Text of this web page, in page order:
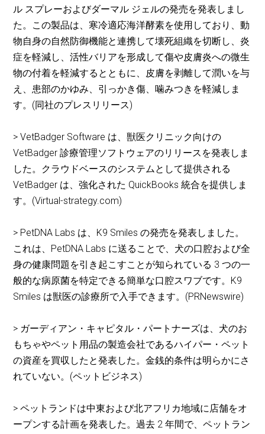
ル スプレーおよびダーマル ジェルの発売を発表しまし
た。この製品は、寒冷適応海洋酵素を使用しており、動
物自身の自然防御機能と連携して壊死組織を切断し、炎
症を軽減し、活性バリアを形成して傷や皮膚炎への微生
物の付着を軽減するとともに、皮膚を剥離して潤いを与
え、患部のかゆみ、引っかき傷、噛みつきを軽減しま
す。(同社のプレスリリース)
> VetBadger Software は、獣医クリニック向けの
VetBadger 診療管理ソフトウェアのリリースを発表しま
した。クラウドベースのシステムとして提供される
VetBadger は、強化された QuickBooks 統合を提供しま
す。(Virtual-strategy.com)
> PetDNA Labs は、K9 Smiles の発売を発表しました。
これは、PetDNA Labs に送ることで、犬の口腔および全
身の健康問題を引き起こすことが知られている 3 つの一
般的な病原菌を特定できる簡単な口腔スワブです。K9
Smiles は獣医の診療所で入手できます。(PRNewswire)
> ガーディアン・キャピタル・パートナーズは、犬のお
もちゃやペット用品の製造会社であるハイパー・ペット
の資産を買収したと発表した。金銭的条件は明らかにさ
れていない。(ペットビジネス)
> ペットランドは中東および北アフリカ地域に店舗をオ
ープンする計画を発表した。過去 2 年間で、ペットラン